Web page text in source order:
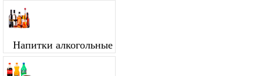
Напитки алкогольные